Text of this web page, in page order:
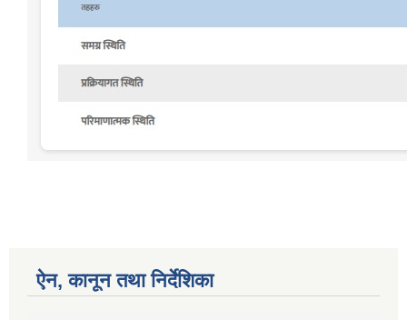
ऐन, कानून तथा निर्देशिका